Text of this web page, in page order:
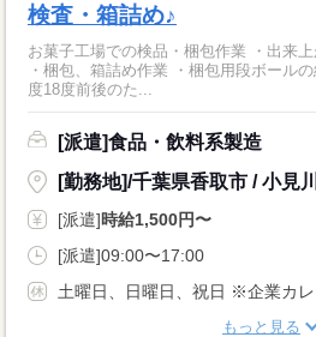
検査・箱詰め♪
お菓子工場での検品・梱包作業 ・出来
・梱包、箱詰め作業 ・梱包用段ボール
度18度前後のた...
[派遣]食品・飲料系製造
[勤務地]/千葉県香取市 / 小見
[派遣]時給1,500円〜
[派遣]09:00〜17:00
土曜日、日曜日、祝日 ※企業カ
もっと見る